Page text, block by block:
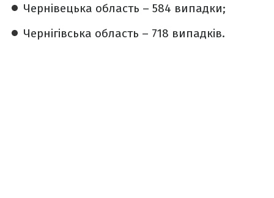
Чернівецька область – 584 випадки;
Чернігівська область – 718 випадків.